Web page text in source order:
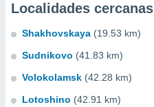
Localidades cercanas
Shakhovskaya (19.53 km)
Sudnikovo (41.83 km)
Volokolamsk (42.28 km)
Lotoshino (42.91 km)